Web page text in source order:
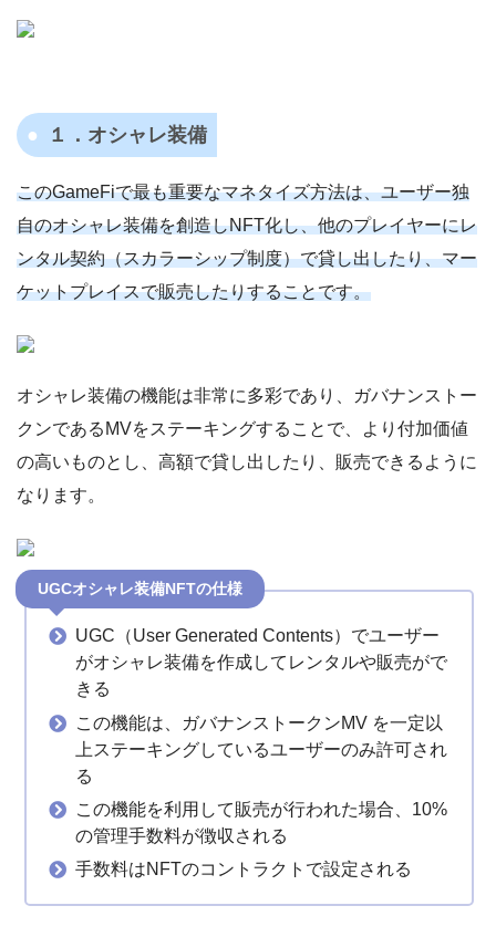
１．オシャレ装備
このGameFiで最も重要なマネタイズ方法は、ユーザー独
自のオシャレ装備を創造しNFT化し、他のプレイヤーにレ
ンタル契約（スカラーシップ制度）で貸し出したり、マー
ケットプレイスで販売したりすることです。
オシャレ装備の機能は非常に多彩であり、ガバナンストー
クンであるMVをステーキングすることで、より付加価値
の高いものとし、高額で貸し出したり、販売できるように
なります。
UGCオシャレ装備NFTの仕様
UGC（User Generated Contents）でユーザー
がオシャレ装備を作成してレンタルや販売がで
きる
この機能は、ガバナンストークンMV を一定以
上ステーキングしているユーザーのみ許可され
る
この機能を利用して販売が行われた場合、10%
の管理手数料が徴収される
手数料はNFTのコントラクトで設定される